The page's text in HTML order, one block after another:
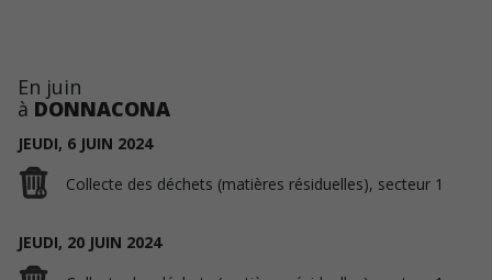
En juin
à DONNACONA
JEUDI, 6 JUIN 2024
Collecte des déchets (matières résiduelles), secteur 1
JEUDI, 20 JUIN 2024